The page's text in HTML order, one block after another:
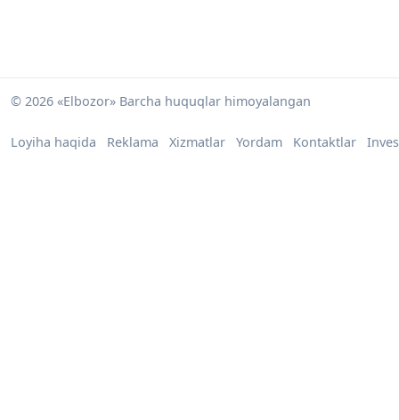
© 2026 «Elbozor» Barcha huquqlar himoyalangan
Loyiha haqida Reklama Xizmatlar Yordam Kontaktlar